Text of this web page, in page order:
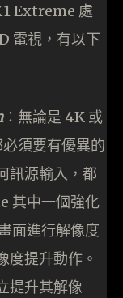
Extreme 處
電視，有以下
：無論是 4K 或
須要有優異的
訊源輸入，都
其中一個強化
面進行解像度
度提升動作。
提升其解像